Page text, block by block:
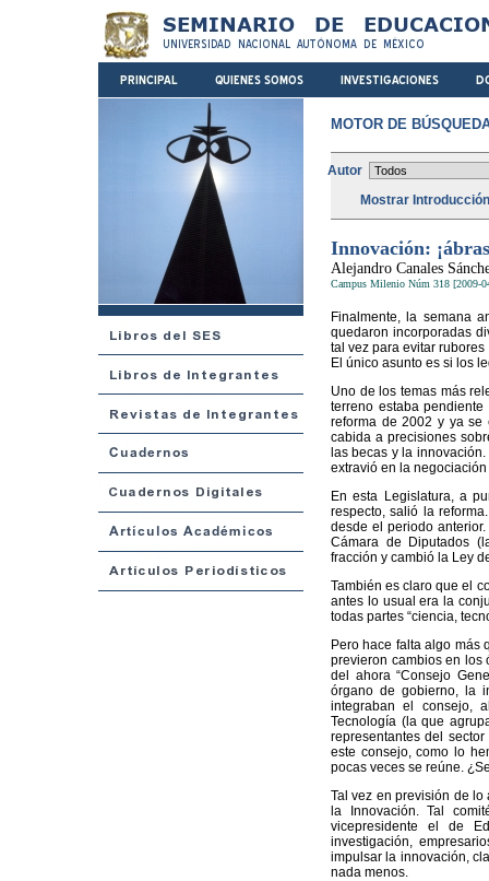
MOTOR DE
Autor
Mostrar
Innovación:
Alejandro Canales
Campus Milenio Núm 318 [2009-
Finalmente, la semana
quedaron incorporadas
tal vez para evitar
El único asunto es si los
Uno de los temas más
terreno estaba
reforma de 2002 y ya se
cabida a precisiones
las becas y la
extravió en la
En esta Legislatura, a
respecto, salió la
desde el periodo
Cámara de Diputados
fracción y cambió la Ley
También es claro que el
antes lo usual era la
todas partes “ciencia,
Pero hace falta algo más
previeron cambios en los
del ahora “Consejo
órgano de gobierno, la
integraban el consejo,
Tecnología (la que
representantes del
este consejo, como lo
pocas veces se reúne.
Tal vez en previsión de
la Innovación. Tal
vicepresidente el de
investigación,
impulsar la innovación,
nada menos.